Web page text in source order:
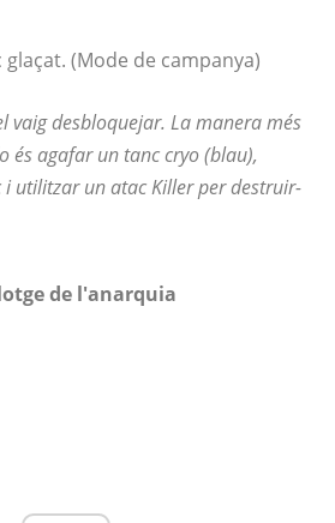
(Mode de campanya)
vaig desbloquejar. La manera més
és agafar un tanc cryo (blau),
utilitzar un atac Killer per destruir-
de l'anarquia